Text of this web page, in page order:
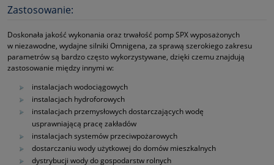
Zastosowanie:
Doskonała jakość wykonania oraz trwałość pomp SPX wyposażonych
w niezawodne, wydajne silniki Omnigena, za sprawą szerokiego zakresu
parametrów są bardzo często wykorzystywane, dzięki czemu znajdują
zastosowanie między innymi w:
instalacjach wodociągowych
instalacjach hydroforowych
instalacjach przemysłowych dostarczających wodę
usprawniającą pracę zakładów
instalacjach systemów przeciwpożarowych
dostarczaniu wody użytkowej do domów mieszkalnych
dystrybucji wody do gospodarstw rolnych